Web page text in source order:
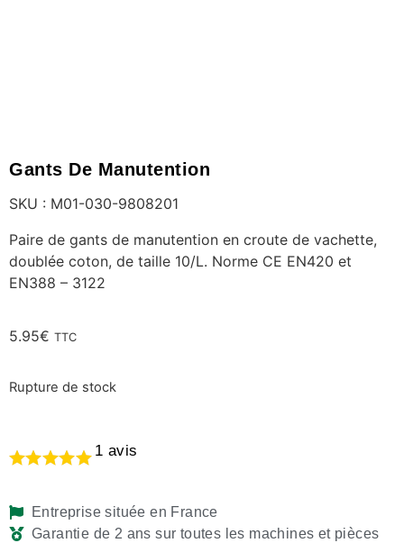
Gants De Manutention
SKU : M01-030-9808201
Paire de gants de manutention en croute de vachette,
doublée coton, de taille 10/L. Norme CE EN420 et
EN388 – 3122
5.95€ TTC
Rupture de stock
1 avis
Entreprise située en France
Garantie de 2 ans sur toutes les machines et pièces